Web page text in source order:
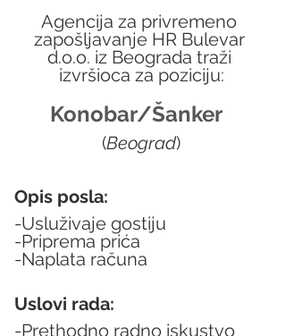
Agencija za privremeno
zapošljavanje HR Bulevar
d.o.o. iz Beograda traži
izvršioca za poziciju:
Konobar/Šanker
(Beograd)
Opis posla:
-Usluživaje gostiju
-Priprema prića
-Naplata računa
Uslovi rada:
-Prethodno radno iskustvo